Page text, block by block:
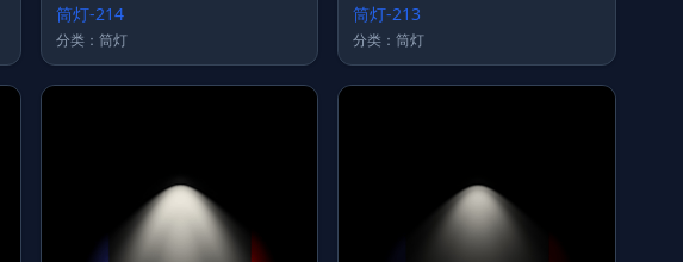
筒灯-214
分类：筒灯
筒灯-213
分类：筒灯